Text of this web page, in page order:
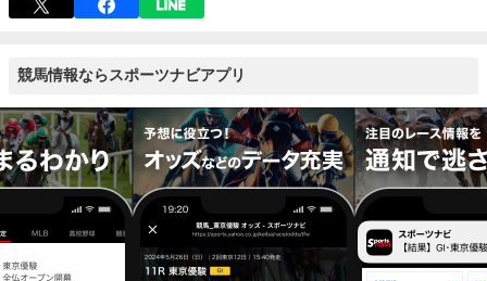
競馬情報ならスポーツナビアプリ